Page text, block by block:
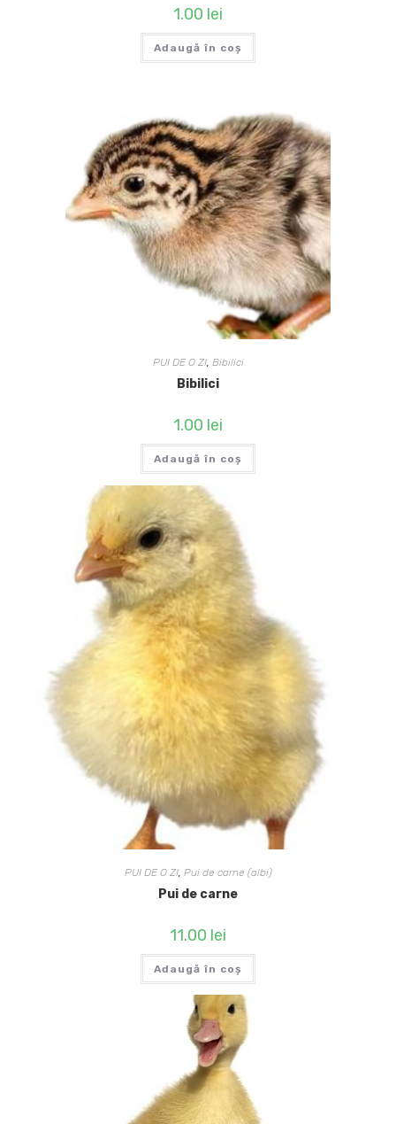
1.00 lei
Adaugă în coș
PUI DE O ZI, Bibilici
Bibilici
1.00 lei
Adaugă în coș
PUI DE O ZI, Pui de carne (albi)
Pui de carne
11.00 lei
Adaugă în coș